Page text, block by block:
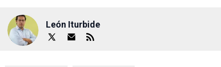
León Iturbide